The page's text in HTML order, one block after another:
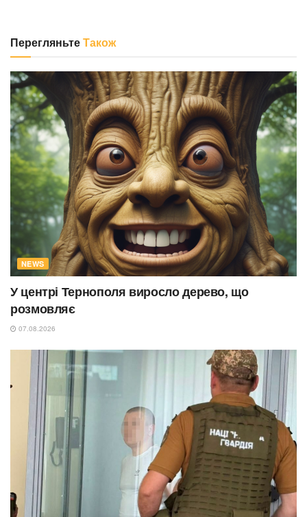
ПерегляньтеТакож
NEWS
У центрі Тернополя виросло дерево, що
розмовляє
07.08.2026